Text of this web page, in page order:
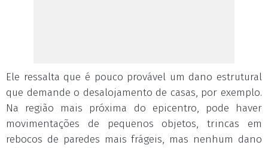
Ele ressalta que é pouco provável um dano estrutural
que demande o desalojamento de casas, por exemplo.
Na região mais próxima do epicentro, pode haver
movimentações de pequenos objetos, trincas em
rebocos de paredes mais frágeis, mas nenhum dano